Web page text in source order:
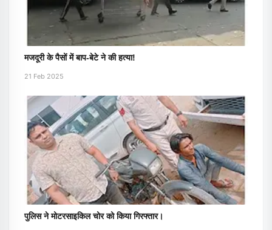
मजदूरी के पैसों में बाप-बेटे ने की हत्या!
21 Feb 2025
पुलिस ने मोटरसाइकिल चोर को किया गिरफ्तार।